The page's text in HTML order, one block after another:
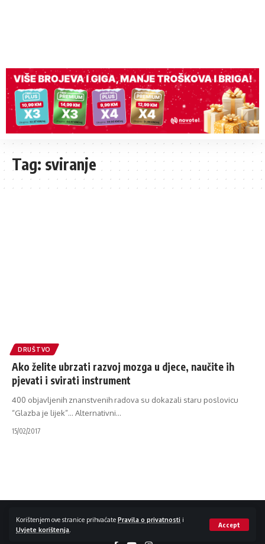
Korištenjem ove stranice prihvaćate Pravila o privatnosti i
Uvjete korištenja
Accept
Tag: sviranje
DRUŠTVO
Ako želite ubrzati razvoj mozga u djece, naučite ih
pjevati i svirati instrument
400 objavljenih znanstvenih radova su dokazali staru poslovicu
“Glazba je lijek”... Alternativni…
15/02/2017